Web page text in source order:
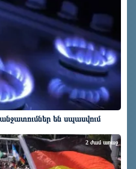
են սպասվում
2 ժամ առաջ